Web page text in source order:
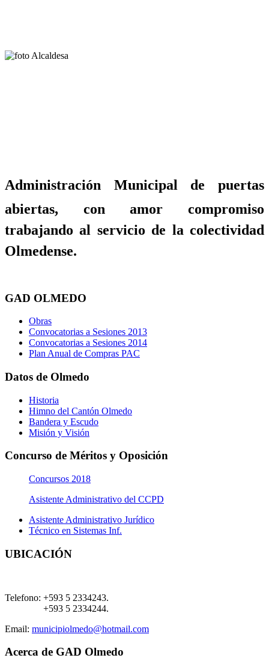
Administración Municipal de puertas
abiertas, con amor compromiso
trabajando al servicio de la colectividad
Olmedense.
GAD OLMEDO
Obras
Convocatorias a Sesiones 2013
Convocatorias a Sesiones 2014
Plan Anual de Compras PAC
Datos de Olmedo
Historia
Himno del Cantón Olmedo
Bandera y Escudo
Misión y Visión
Concurso de Méritos y Oposición
Concursos 2018
Asistente Administrativo del CCPD
Asistente Administrativo Jurídico
Técnico en Sistemas Inf.
UBICACIÓN
Telefono: +593 5 2334243.
+593 5 2334244.
Email: municipiolmedo@hotmail.com
Acerca de GAD Olmedo